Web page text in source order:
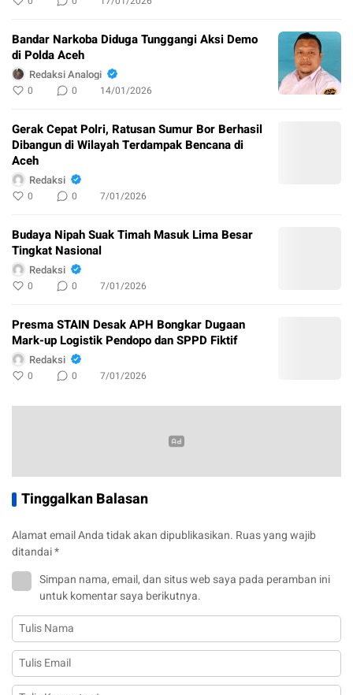
Bandar Narkoba Diduga Tunggangi Aksi Demo
di Polda Aceh
Redaksi Analogi
0 0 14/01/2026
Gerak Cepat Polri, Ratusan Sumur Bor Berhasil
Dibangun di Wilayah Terdampak Bencana di
Aceh
Redaksi
0 0 7/01/2026
Budaya Nipah Suak Timah Masuk Lima Besar
Tingkat Nasional
Redaksi
0 0 7/01/2026
Presma STAIN Desak APH Bongkar Dugaan
Mark-up Logistik Pendopo dan SPPD Fiktif
Redaksi
0 0 7/01/2026
Tinggalkan Balasan
Alamat email Anda tidak akan dipublikasikan. Ruas yang wajib
ditandai*
Simpan nama, email, dan situs web saya pada peramban ini
untuk komentar saya berikutnya.